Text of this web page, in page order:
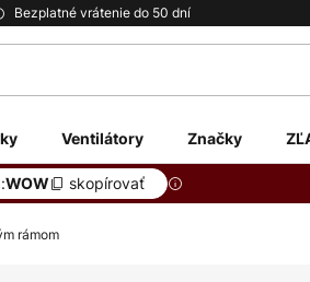
Bezplatné vrátenie do 50 dní
Ventilátory Značky
WOW skopírovať
rámom